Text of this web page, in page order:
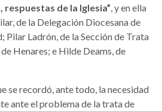
de la Iglesia”, y en ella
de la Delegación Diocesana de
Ladrón, de la Sección de Trata
Henares; e Hilde Deams, de
se recordó, ante todo, la necesidad
ante el problema de la trata de